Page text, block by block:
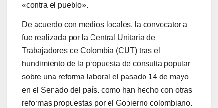
«contra el pueblo».
De acuerdo con medios locales, la convocatoria
fue realizada por la Central Unitaria de
Trabajadores de Colombia (CUT) tras el
hundimiento de la propuesta de consulta popular
sobre una reforma laboral el pasado 14 de mayo
en el Senado del país, como han hecho con otras
reformas propuestas por el Gobierno colombiano.